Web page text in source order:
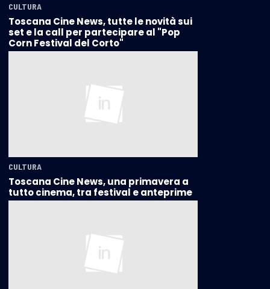
CULTURA
Toscana Cine News, tutte le novità sui
set e la call per partecipare al "Pop
Corn Festival del Corto"
CULTURA
Toscana Cine News, una primavera a
tutto cinema, tra festival e anteprime